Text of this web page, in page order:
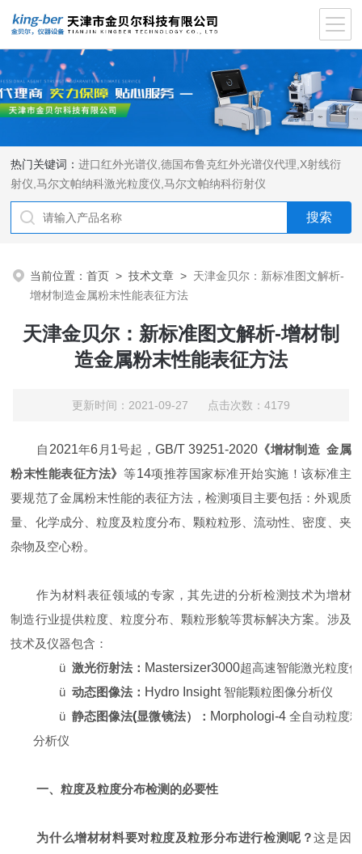
热门关键词：进口红外光谱仪 ,德国布鲁克红外光谱仪代理 X射线衍
射仪 ,马尔文帕纳科激光粒度仪 ,马尔文帕纳科衍射仪
当前位置：首页 >技术文章 > 天津金贝尔：新标准图文解析-
增材制造金属粉末性能表征方法
天津金贝尔：新标准图文解析-增材制
造金属粉末性能表征方法
更新时间：2021-09-27 点击次数：4179
自 2021年6 月 1号起， GB/T 39251-2020 《增材制造 金属
粉末性能表征方法》 等14项推荐国家标准开始实施！该标准主
要规范了金属粉末性能的表征方法，检测项目主要包括：外观质
量、化学成分、粒度及粒度分布、颗粒粒形、流动性、密度、夹
杂物及空心粉。
作为材料表征领域的专家，其先进的分析检测技术为增材
制造行业提供粒度、粒度分布、颗粒形貌等贯标解决方案。涉及
技术及仪器包含：
ü 激光衍射法： Mastersizer3000超高速智能激光粒度仪
ü 动态图像法： Hydro Insight 智能颗粒图像分析仪
ü 静态图像法(显微镜法）： Morphologi-4 全自动粒度
分析仪
一、粒度及粒度分布检测的必要性
为什么增材材料要对粒度及粒形分布进行检测呢？这是因